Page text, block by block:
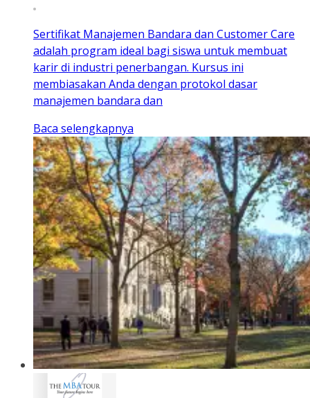
Sertifikat Manajemen Bandara dan Customer Care
adalah program ideal bagi siswa untuk membuat
karir di industri penerbangan. Kursus ini
membiasakan Anda dengan protokol dasar
manajemen bandara dan
Baca selengkapnya